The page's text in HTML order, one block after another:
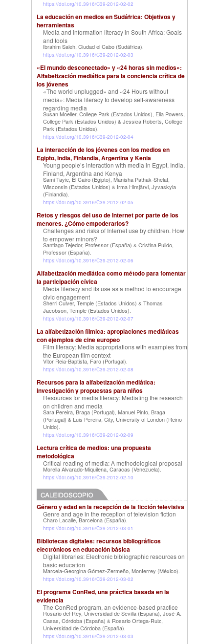
https://doi.org/10.3916/C39-2012-02-02
La educación en medios en Sudáfrica: Objetivos y
herramientas
Media and information literacy in South Africa: Goals
and tools
Ibrahim Saleh, Ciudad el Cabo (Sudáfrica).
https://doi.org/10.3916/C39-2012-02-03
«El mundo desconectado» y «24 horas sin medios»:
Alfabetización mediática para la conciencia crítica de
los jóvenes
«The world unplugged» and «24 Hours without
media»: Media literacy to develop self-awareness
regarding media
Susan Moeller, College Park (Estados Unidos), Elia Powers,
College Park (Estados Unidos) & Jessica Roberts, College
Park (Estados Unidos).
https://doi.org/10.3916/C39-2012-02-04
La interacción de los jóvenes con los medios en
Egipto, India, Finlandia, Argentina y Kenia
Young people’s interaction with media in Egypt, India,
Finland, Argentina and Kenya
Sami Tayie, El Cairo (Egipto), Manisha Pathak-Shelat,
Wisconsin (Estados Unidos) & Irma Hirsjärvi, Jyvaskyla
(Finlandia).
https://doi.org/10.3916/C39-2012-02-05
Retos y riesgos del uso de Internet por parte de los
menores. ¿Cómo empoderarlos?
Challenges and risks of Internet use by children. How
to empower minors?
Santiago Tejedor, Professor (España) & Cristina Pulido,
Professor (España).
https://doi.org/10.3916/C39-2012-02-06
Alfabetización mediática como método para fomentar
la participación cívica
Media literacy and its use as a method to encourage
civic engagement
Sherri Culver, Temple (Estados Unidos) & Thomas
Jacobson, Temple (Estados Unidos).
https://doi.org/10.3916/C39-2012-02-07
La alfabetización fílmica: apropiaciones mediáticas
con ejemplos de cine europeo
Film literacy: Media appropriations with examples from
the European film context
Vitor Reia-Baptista, Faro (Portugal).
https://doi.org/10.3916/C39-2012-02-08
Recursos para la alfabetización mediática:
investigación y propuestas para niños
Resources for media literacy: Mediating the research
on children and media
Sara Pereira, Braga (Portugal), Manuel Pinto, Braga
(Portugal) & Luis Pereira, City, University of London (Reino
Unido).
https://doi.org/10.3916/C39-2012-02-09
Lectura crítica de medios: una propuesta
metodológica
Critical reading of media: A methodological proposal
Morella Alvarado-Miquilena, Caracas (Venezuela).
https://doi.org/10.3916/C39-2012-02-10
Género y edad en la recepción de la ficción televisiva
Genre and age in the reception of television fiction
Charo Lacalle, Barcelona (España).
https://doi.org/10.3916/C39-2012-03-01
Bibliotecas digitales: recursos bibliográficos
electrónicos en educación básica
Digital libraries: Electronic bibliographic resources on
basic education
Marcela-Georgina Gómez-Zermeño, Monterrey (México).
https://doi.org/10.3916/C39-2012-03-02
El programa ConRed, una práctica basada en la
evidencia
The ConRed program, an evidence-based practice
Rosario del-Rey, Universidad de Sevilla (España), José-A.
Casas, Córdoba (España) & Rosario Ortega-Ruiz,
Universidad de Córdoba (España).
https://doi.org/10.3916/C39-2012-03-03